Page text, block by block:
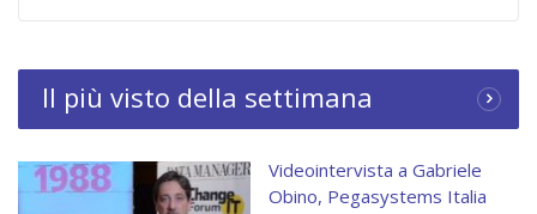
Il più visto della settimana
Videointervista a Gabriele
Obino, Pegasystems Italia